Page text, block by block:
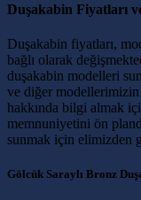
Duşakabin Fiyatları
Duşakabin fiyatları,
bağlı olarak
duşakabin modelleri
ve diğer modellerimizin
hakkında bilgi almak
memnuniyetini ön
sunmak için elimizden
Gölcük Saraylı Bronz